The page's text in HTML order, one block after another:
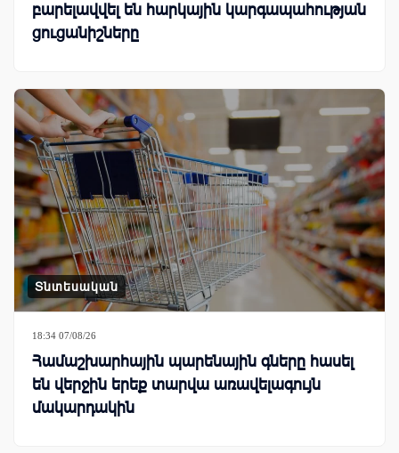
բարելավվել են հարկային կարգապահության
ցուցանիշները
Տնտեսական
18:34 07/08/26
Համաշխարհային պարենային գները հասել
են վերջին երեք տարվա առավելագույն
մակարդակին